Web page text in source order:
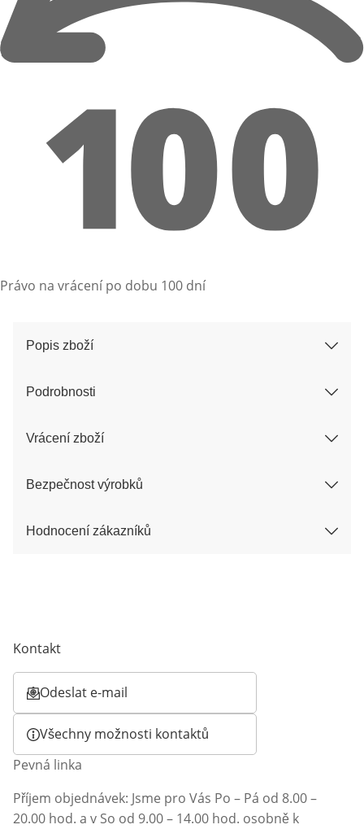
Právo na vrácení po dobu 100 dní
Popis zboží
Podrobnosti
Vrácení zboží
Bezpečnost výrobků
Hodnocení zákazníků
Kontakt
Odeslat e-mail
Otevírá e-mailového klienta
Všechny možnosti kontaktů
Pevná linka
Příjem objednávek: Jsme pro Vás Po – Pá od 8.00 –
20.00 hod. a v So od 9.00 – 14.00 hod. osobně k